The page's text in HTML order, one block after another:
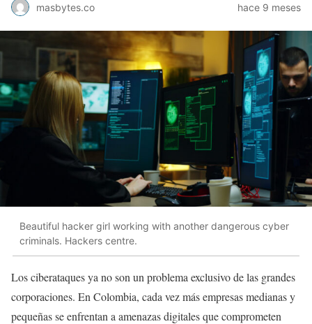
masbytes.co hace 9 meses
Beautiful hacker girl working with another dangerous cyber
criminals. Hackers centre.
Los ciberataques ya no son un problema exclusivo de las grandes
corporaciones. En Colombia, cada vez más empresas medianas y
pequeñas se enfrentan a amenazas digitales que comprometen